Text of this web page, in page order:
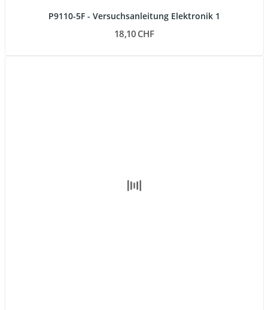
P9110-5F - Versuchsanleitung Elektronik 1
18,10 CHF